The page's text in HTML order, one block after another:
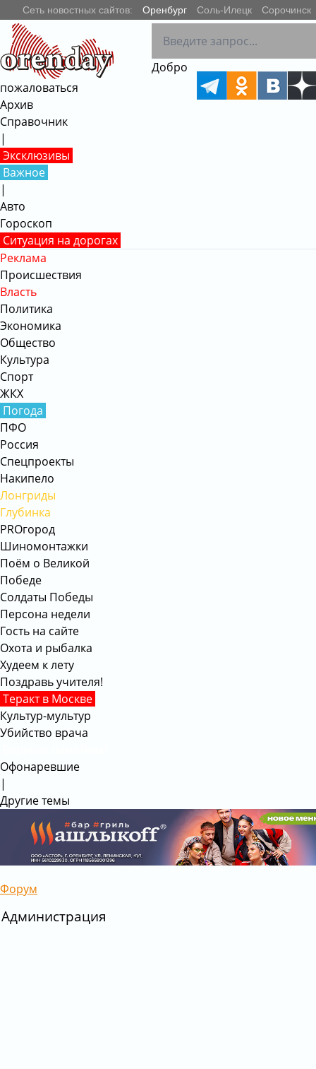
Сеть новостных сайтов: Оренбург Соль-Илецк Сорочинск
РЕКЛАМА • 18+
Добро
пожаловаться
Архив
Справочник
|
Эксклюзивы
Важное
|
Авто
Гороскоп
Ситуация на дорогах
Реклама
Происшествия
Власть
Политика
Экономика
Общество
Культура
Спорт
ЖКХ
Погода
ПФО
Россия
Спецпроекты
Накипело
Лонгриды
Глубинка
PROгород
Шиномонтажки
Поём о Великой
Победе
Солдаты Победы
Персона недели
Гость на сайте
Охота и рыбалка
Худеем к лету
Поздравь учителя!
Теракт в Москве
Культур-мультур
Убийство врача
Офонаревшие
|
Другие темы
Форум
Администрация